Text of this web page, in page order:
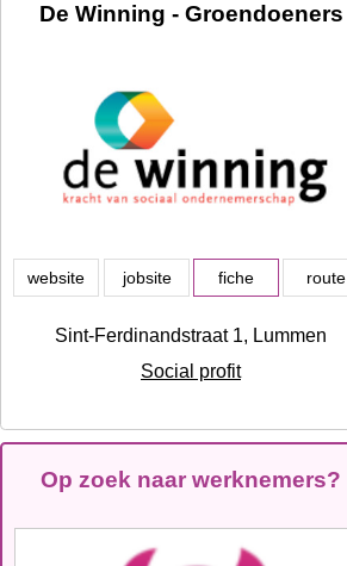
De Winning - Groendoeners
website jobsite fiche route
Sint-Ferdinandstraat 1, Lummen
Social profit
Op zoek naar werknemers?